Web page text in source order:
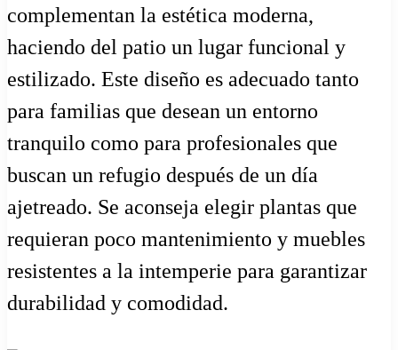
complementan la estética moderna,
haciendo del patio un lugar funcional y
estilizado. Este diseño es adecuado tanto
para familias que desean un entorno
tranquilo como para profesionales que
buscan un refugio después de un día
ajetreado. Se aconseja elegir plantas que
requieran poco mantenimiento y muebles
resistentes a la intemperie para garantizar
durabilidad y comodidad.